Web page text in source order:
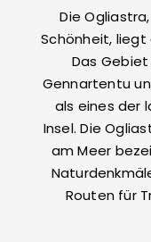
Die
Schönheit, liegt
Das
Gennartentu
als eines der
Insel. Die
am Meer
Routen für